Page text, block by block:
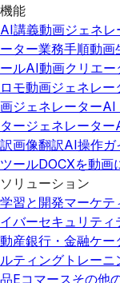
機能
AI講義動画ジェネレ
ーター業務手順動画
ールAI動画クリエー
ロモ動画ジェネレー
画ジェネレーターAI
タージェネレーター
訳画像翻訳AI操作ガ
ツールDOCXを動画
ソリューション
学習と開発マーケテ
イバーセキュリティ
動産銀行・金融ケー
ルティング トレーニ
品Eコマースその他